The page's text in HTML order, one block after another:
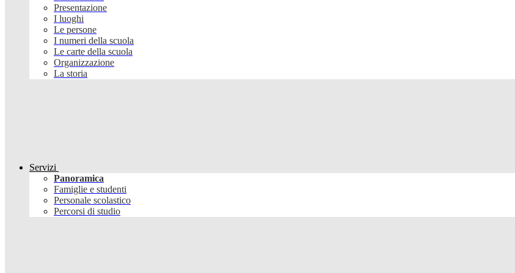
Presentazione
I luoghi
Le persone
I numeri della scuola
Le carte della scuola
Organizzazione
La storia
Servizi
Panoramica
Famiglie e studenti
Personale scolastico
Percorsi di studio